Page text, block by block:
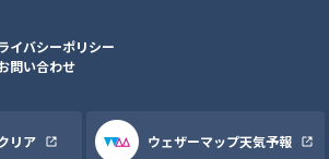
イバシーポリシー
問い合わせ
リア ウェザーマップ天気予報